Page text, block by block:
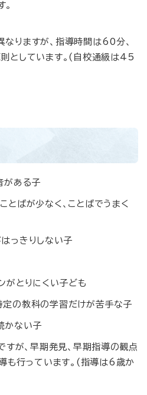
りますが、指導時間は60分、
としています。(自校通級は45
がある子
とばが少なく、ことばでうまく
っきりしない子
がとりにくい子ども
定の教科の学習だけが苦手な子
かない子
が、早期発見、早期指導の観点
も行っています。(指導は6歳か